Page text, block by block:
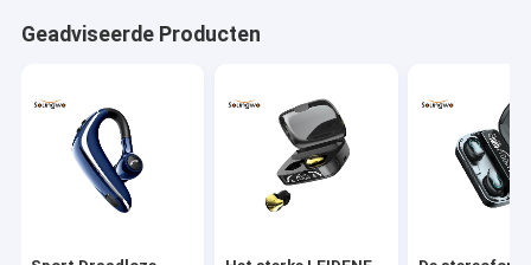
Geadviseerde Producten